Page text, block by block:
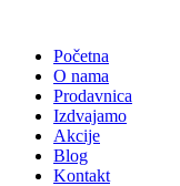
sadržajPočetna
O nama
Prodavnica
Izdvajamo
Akcije
Blog
Kontakt